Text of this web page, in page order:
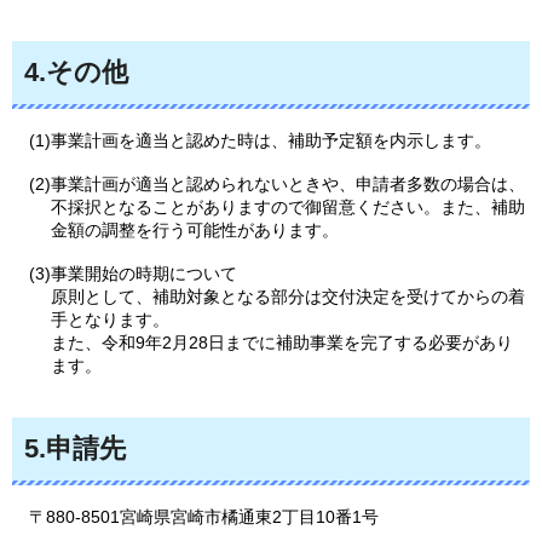
4.その他
(1)事業計画を適当と認めた時は、補助予定額を内示します。
(2)事業計画が適当と認められないときや、申請者多数の場合は、
不採択となることがありますので御留意ください。また、補助
金額の調整を行う可能性があります。
(3)事業開始の時期について
原則として、補助対象となる部分は交付決定を受けてからの着
手となります。
また、令和9年2月28日までに補助事業を完了する必要があり
ます。
5.申請先
〒880-8501宮崎県宮崎市橘通東2丁目10番1号